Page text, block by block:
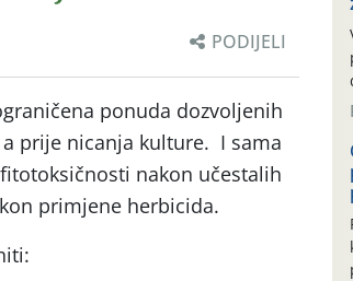
PODIJELI
ponuda dozvoljenih
prije nicanja kulture. I sama
nakon učestalih
primjene herbicida.